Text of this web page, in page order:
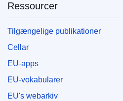
Ressourcer
Tilgængelige publikationer
Cellar
EU-apps
EU-vokabularer
EU's webarkiv